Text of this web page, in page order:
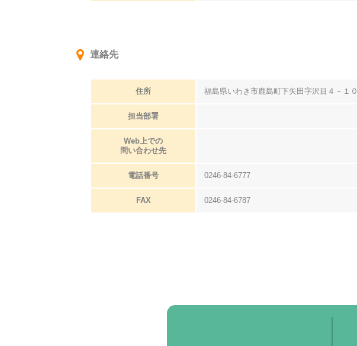
連絡先
住所 福島県いわき市鹿島町下矢田字沢目４－１０
担当部署
Web上での
問い合わせ先
電話番号 0246-84-6777
FAX 0246-84-6787